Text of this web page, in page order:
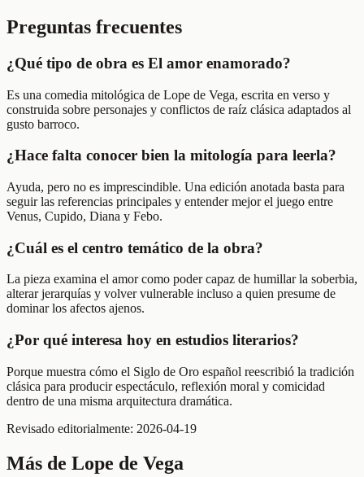
Preguntas frecuentes
¿Qué tipo de obra es El amor enamorado?
Es una comedia mitológica de Lope de Vega, escrita en verso y
construida sobre personajes y conflictos de raíz clásica adaptados al
gusto barroco.
¿Hace falta conocer bien la mitología para leerla?
Ayuda, pero no es imprescindible. Una edición anotada basta para
seguir las referencias principales y entender mejor el juego entre
Venus, Cupido, Diana y Febo.
¿Cuál es el centro temático de la obra?
La pieza examina el amor como poder capaz de humillar la soberbia,
alterar jerarquías y volver vulnerable incluso a quien presume de
dominar los afectos ajenos.
¿Por qué interesa hoy en estudios literarios?
Porque muestra cómo el Siglo de Oro español reescribió la tradición
clásica para producir espectáculo, reflexión moral y comicidad
dentro de una misma arquitectura dramática.
Revisado editorialmente: 2026-04-19
Más de Lope de Vega